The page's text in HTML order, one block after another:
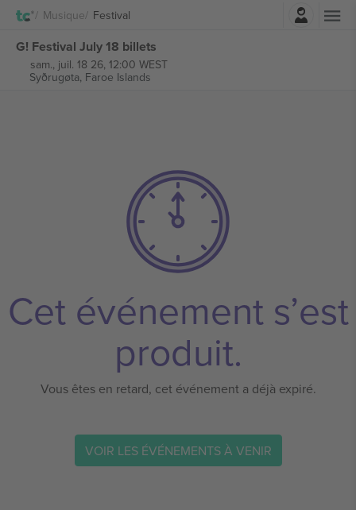
Musique Festival
G! Festival July 18 billets
sam., juil. 18 26, 12:00 WEST
Syðrugøta, Faroe Islands
Cet événement s’est
produit.
Vous êtes en retard, cet événement a déjà expiré.
VOIR LES ÉVÉNEMENTS À VENIR